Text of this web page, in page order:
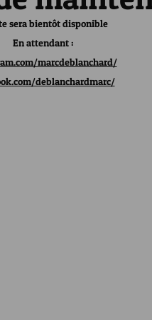
sera bientôt disponible
En attendant :
marcdeblanchard/
deblanchardmarc/